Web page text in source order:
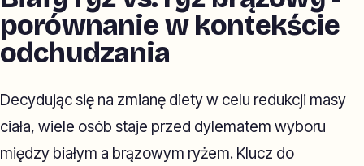
porównanie w kontekście
odchudzania
Decydując się na zmianę diety w celu redukcji masy
ciała, wiele osób staje przed dylematem wyboru
między białym a brązowym ryżem. Klucz do